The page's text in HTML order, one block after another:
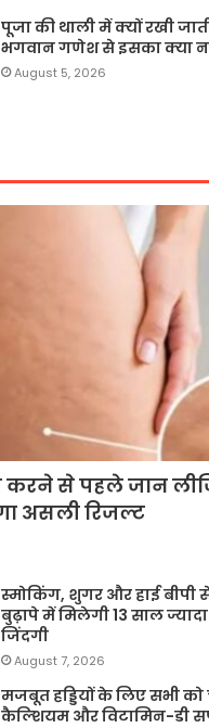
पूजा की थाली में क्यों रखी
भगवान गणेश से इसका क्या
August 5, 2026
से पहले जान
असली रिजल्ट
स्मोकिंग, शुगर और हाई बीपी
बुढ़ापे में मिलेगी 13 साल
जिंदगी
August 7, 2026
मजबूत हड्डियों के लिए सभी को
कैल्शियम और विटामिन-डी